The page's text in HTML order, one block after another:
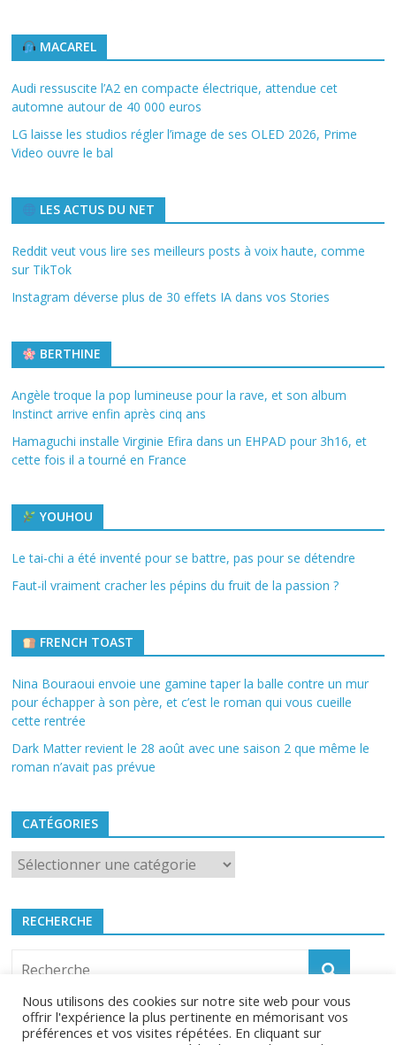
MACAREL
Audi ressuscite l’A2 en compacte électrique, attendue cet
automne autour de 40 000 euros
LG laisse les studios régler l’image de ses OLED 2026, Prime
Video ouvre le bal
LES ACTUS DU NET
Reddit veut vous lire ses meilleurs posts à voix haute, comme
sur TikTok
Instagram déverse plus de 30 effets IA dans vos Stories
BERTHINE
Angèle troque la pop lumineuse pour la rave, et son album
Instinct arrive enfin après cinq ans
Hamaguchi installe Virginie Efira dans un EHPAD pour 3h16, et
cette fois il a tourné en France
YOUHOU
Le tai-chi a été inventé pour se battre, pas pour se détendre
Faut-il vraiment cracher les pépins du fruit de la passion ?
FRENCH TOAST
Nina Bouraoui envoie une gamine taper la balle contre un mur
pour échapper à son père, et c’est le roman qui vous cueille
cette rentrée
Dark Matter revient le 28 août avec une saison 2 que même le
roman n’avait pas prévue
CATÉGORIES
Catégories
RECHERCHE